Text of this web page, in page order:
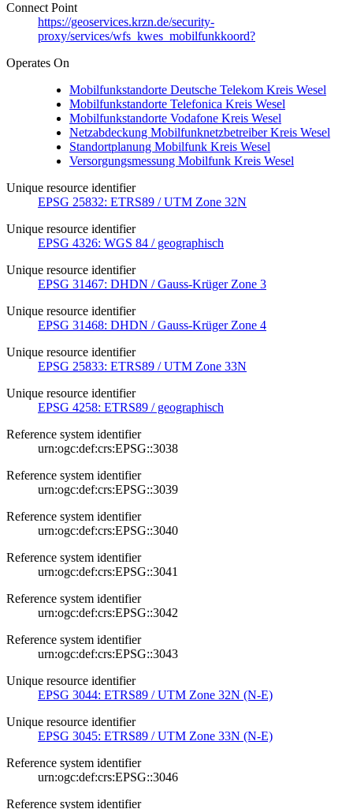
Connect Point
https://geoservices.krzn.de/security-
proxy/services/wfs_kwes_mobilfunkkoord?
Operates On
Mobilfunkstandorte Deutsche Telekom Kreis Wesel
Mobilfunkstandorte Telefonica Kreis Wesel
Mobilfunkstandorte Vodafone Kreis Wesel
Netzabdeckung Mobilfunknetzbetreiber Kreis Wesel
Standortplanung Mobilfunk Kreis Wesel
Versorgungsmessung Mobilfunk Kreis Wesel
Unique resource identifier
EPSG 25832: ETRS89 / UTM Zone 32N
Unique resource identifier
EPSG 4326: WGS 84 / geographisch
Unique resource identifier
EPSG 31467: DHDN / Gauss-Krüger Zone 3
Unique resource identifier
EPSG 31468: DHDN / Gauss-Krüger Zone 4
Unique resource identifier
EPSG 25833: ETRS89 / UTM Zone 33N
Unique resource identifier
EPSG 4258: ETRS89 / geographisch
Reference system identifier
urn:ogc:def:crs:EPSG::3038
Reference system identifier
urn:ogc:def:crs:EPSG::3039
Reference system identifier
urn:ogc:def:crs:EPSG::3040
Reference system identifier
urn:ogc:def:crs:EPSG::3041
Reference system identifier
urn:ogc:def:crs:EPSG::3042
Reference system identifier
urn:ogc:def:crs:EPSG::3043
Unique resource identifier
EPSG 3044: ETRS89 / UTM Zone 32N (N-E)
Unique resource identifier
EPSG 3045: ETRS89 / UTM Zone 33N (N-E)
Reference system identifier
urn:ogc:def:crs:EPSG::3046
Reference system identifier